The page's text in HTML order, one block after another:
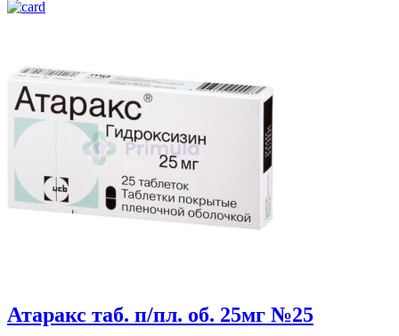
Атаракс таб. п/пл. об. 25мг №25